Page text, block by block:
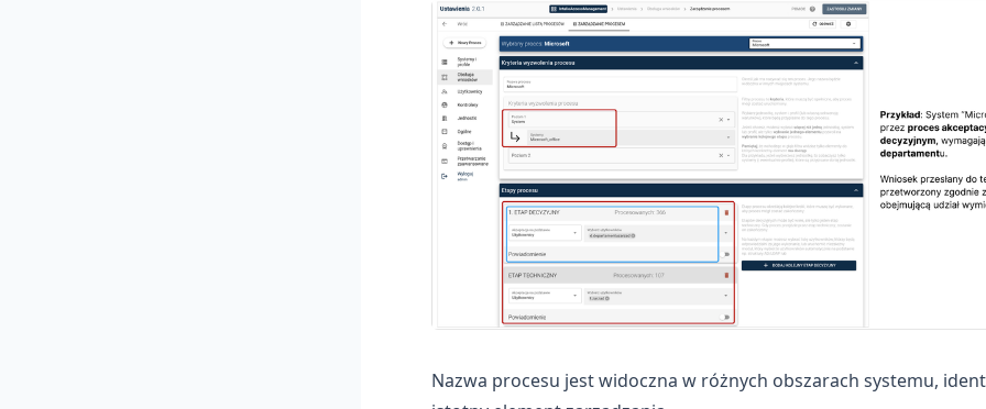
Nazwa procesu jest widoczna w różnych obszarach systemu,